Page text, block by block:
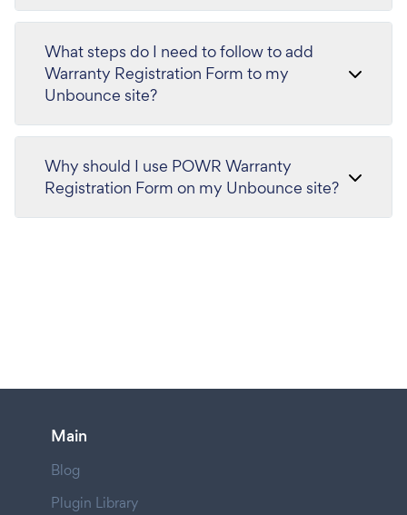
What steps do I need to follow to add
Warranty Registration Form to my
Unbounce site?
Why should I use POWR Warranty
Registration Form on my Unbounce site?
Main
Blog
Plugin Library